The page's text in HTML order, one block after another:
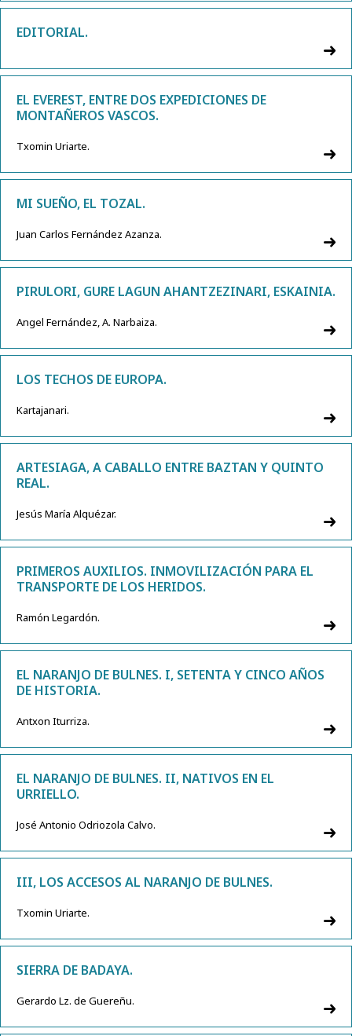
EDITORIAL.
EL EVEREST, ENTRE DOS EXPEDICIONES DE
MONTAÑEROS VASCOS.
Txomin Uriarte.
MI SUEÑO, EL TOZAL.
Juan Carlos Fernández Azanza.
PIRULORI, GURE LAGUN AHANTZEZINARI, ESKAINIA.
Angel Fernández, A. Narbaiza.
LOS TECHOS DE EUROPA.
Kartajanari.
ARTESIAGA, A CABALLO ENTRE BAZTAN Y QUINTO
REAL.
Jesús María Alquézar.
PRIMEROS AUXILIOS. INMOVILIZACIÓN PARA EL
TRANSPORTE DE LOS HERIDOS.
Ramón Legardón.
EL NARANJO DE BULNES. I, SETENTA Y CINCO AÑOS
DE HISTORIA.
Antxon Iturriza.
EL NARANJO DE BULNES. II, NATIVOS EN EL
URRIELLO.
José Antonio Odriozola Calvo.
III, LOS ACCESOS AL NARANJO DE BULNES.
Txomin Uriarte.
SIERRA DE BADAYA.
Gerardo Lz. de Guereñu.